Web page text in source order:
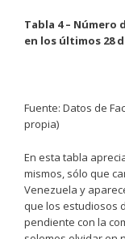
Tabla 4 –
en los últimos 28
Fuente: Datos de
propia)
En esta tabla
mismos, sólo que
Venezuela y
que los estudiosos
pendiente con la